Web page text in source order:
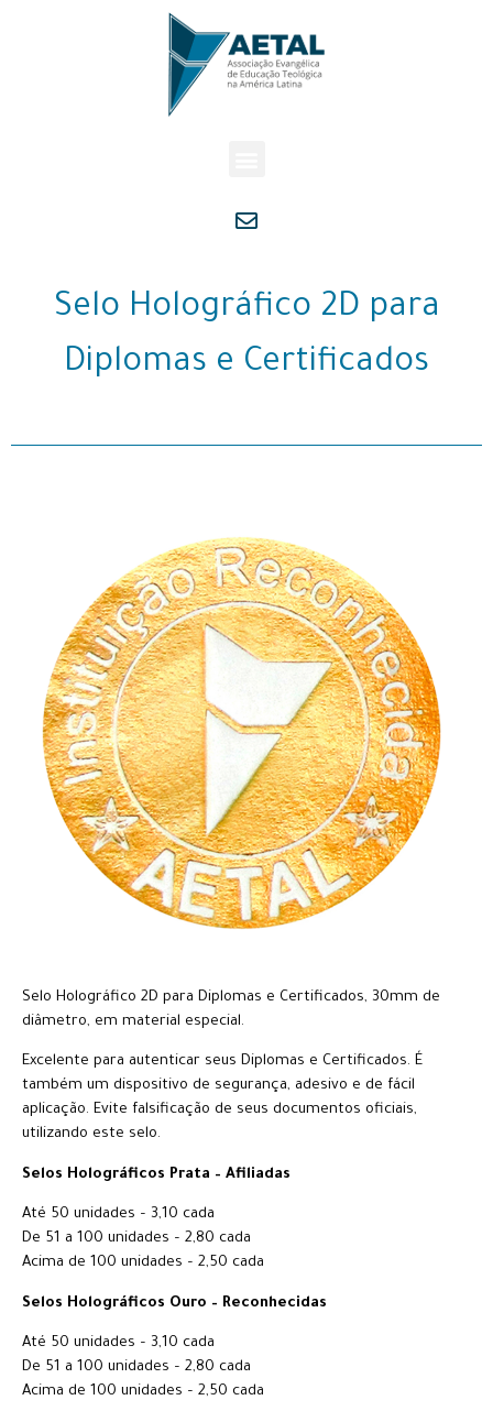
Selo Holográfico 2D para
Diplomas e Certificados
Selo Holográfico 2D para Diplomas e Certificados, 30mm de
diâmetro, em material especial.
Excelente para autenticar seus Diplomas e Certificados. É
também um dispositivo de segurança, adesivo e de fácil
aplicação. Evite falsificação de seus documentos oficiais,
utilizando este selo.
Selos Holográficos Prata – Afiliadas
Até 50 unidades – 3,10 cada
De 51 a 100 unidades – 2,80 cada
Acima de 100 unidades – 2,50 cada
Selos Holográficos Ouro – Reconhecidas
Até 50 unidades – 3,10 cada
De 51 a 100 unidades – 2,80 cada
Acima de 100 unidades – 2,50 cada